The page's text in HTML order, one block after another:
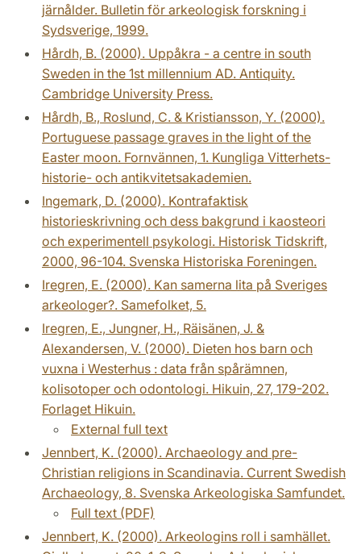
järnålder. Bulletin för arkeologisk forskning i
Sydsverige, 1999.
Hårdh, B. (2000). Uppåkra - a centre in south
Sweden in the 1st millennium AD. Antiquity.
Cambridge University Press.
Hårdh, B., Roslund, C. & Kristiansson, Y. (2000).
Portuguese passage graves in the light of the
Easter moon. Fornvännen, 1. Kungliga Vitterhets-
historie- och antikvitetsakademien.
Ingemark, D. (2000). Kontrafaktisk
historieskrivning och dess bakgrund i kaosteori
och experimentell psykologi. Historisk Tidskrift,
2000, 96-104. Svenska Historiska Foreningen.
Iregren, E. (2000). Kan samerna lita på Sveriges
arkeologer?. Samefolket, 5.
Iregren, E., Jungner, H., Räisänen, J. &
Alexandersen, V. (2000). Dieten hos barn och
vuxna i Westerhus : data från spårämnen,
kolisotoper och odontologi. Hikuin, 27, 179-202.
Forlaget Hikuin.
External full text
Jennbert, K. (2000). Archaeology and pre-
Christian religions in Scandinavia. Current Swedish
Archaeology, 8. Svenska Arkeologiska Samfundet.
Full text (PDF)
Jennbert, K. (2000). Arkeologins roll i samhället.